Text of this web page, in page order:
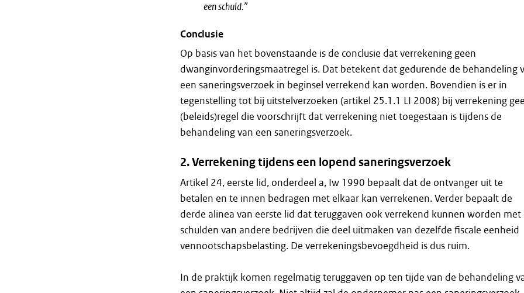
een schuld.”
Conclusie
Op basis van het bovenstaande is de conclusie dat verrekening geen
dwanginvorderingsmaatregel is. Dat betekent dat gedurende de behandeling
een saneringsverzoek in beginsel verrekend kan worden. Bovendien is er in
tegenstelling tot bij uitstelverzoeken (artikel 25.1.1 LI 2008) bij verrekening
(beleids)regel die voorschrijft dat verrekening niet toegestaan is tijdens de
behandeling van een saneringsverzoek.
2.Verrekening tijdens een lopend saneringsverzoek
Artikel 24, eerste lid, onderdeel a, Iw 1990 bepaalt dat de ontvanger uit te
betalen en te innen bedragen met elkaar kan verrekenen. Verder bepaalt de
derde alinea van eerste lid dat teruggaven ook verrekend kunnen worden met
schulden van andere bedrijven die deel uitmaken van dezelfde fiscale eenheid
vennootschapsbelasting. De verrekeningsbevoegdheid is dus ruim.
In de praktijk komen regelmatig teruggaven op ten tijde van de behandeling